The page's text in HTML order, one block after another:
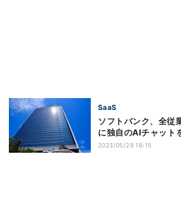
SaaS
ソフトバンク、全従
に独自のAIチャット
2023/05/29 16:15